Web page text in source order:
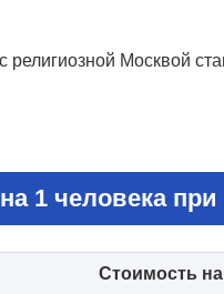
Москвой
1 человека при
Стоимость